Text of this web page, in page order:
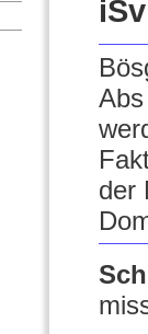
der